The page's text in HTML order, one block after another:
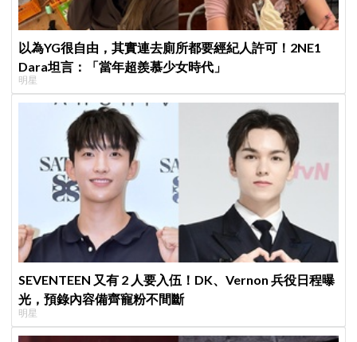
以為YG很自由，其實連去廁所都要經紀人許可！2NE1
Dara坦言：「當年超羨慕少女時代」
明星
SEVENTEEN 又有 2 人要入伍！DK、Vernon 兵役日程曝
光，預錄內容備齊寵粉不間斷
明星